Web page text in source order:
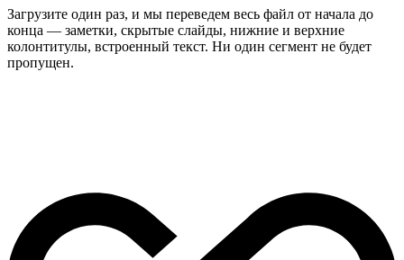
Загрузите один раз, и мы переведем весь файл от начала до
конца — заметки, скрытые слайды, нижние и верхние
колонтитулы, встроенный текст. Ни один сегмент не будет
пропущен.